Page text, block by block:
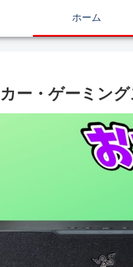
ホーム
ー・ゲーミン